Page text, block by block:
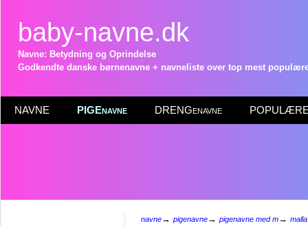
baby-navne.dk
Navne: Betydning og Oprindelse
Godkendte danske børnenavne + navneliste over top mest
NAVNE PIGEnavne DRENGenavne POPULÆRE
navne→ pigenavne→ pigenavne med m→ malla